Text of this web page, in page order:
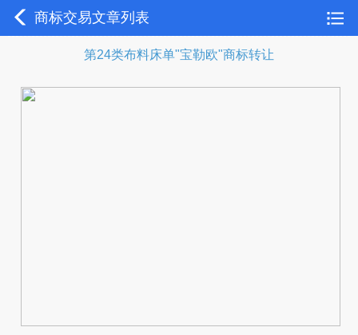
商标交易文章列表
第24类布料床单"宝勒欧"商标转让